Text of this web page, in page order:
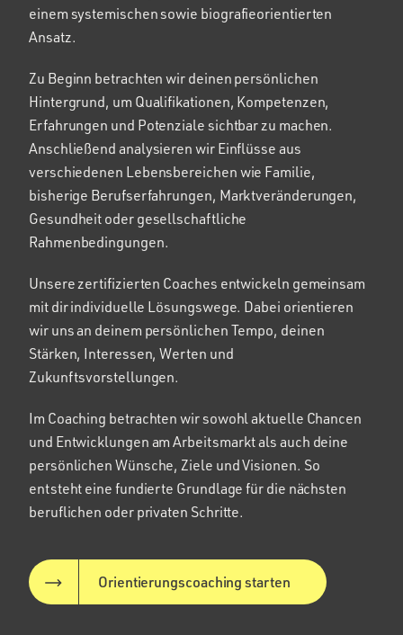
einem systemischen sowie biografieorientierten
Ansatz.
Zu Beginn betrachten wir deinen persönlichen
Hintergrund, um Qualifikationen, Kompetenzen,
Erfahrungen und Potenziale sichtbar zu machen.
Anschließend analysieren wir Einflüsse aus
verschiedenen Lebensbereichen wie Familie,
bisherige Berufserfahrungen, Marktveränderungen,
Gesundheit oder gesellschaftliche
Rahmenbedingungen.
Unsere zertifizierten Coaches entwickeln gemeinsam
mit dir individuelle Lösungswege. Dabei orientieren
wir uns an deinem persönlichen Tempo, deinen
Stärken, Interessen, Werten und
Zukunftsvorstellungen.
Im Coaching betrachten wir sowohl aktuelle Chancen
und Entwicklungen am Arbeitsmarkt als auch deine
persönlichen Wünsche, Ziele und Visionen. So
entsteht eine fundierte Grundlage für die nächsten
beruflichen oder privaten Schritte.
Orientierungscoaching starten